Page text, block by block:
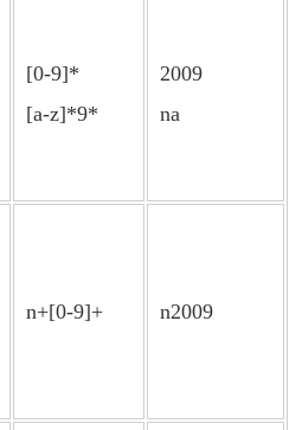
[0-9]*
[a-z]*9*
2009
na
n+[0-9]+ n2009